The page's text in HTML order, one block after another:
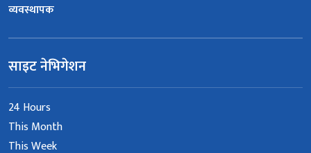
व्यवस्थापक
साइट नेभिगेशन
24 Hours
This Month
This Week